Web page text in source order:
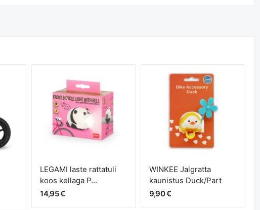
LEGAMI laste rattatuli
koos kellaga P...
14,95 €
WINKEE Jalgratta
kaunistus Duck/Part
9,90 €